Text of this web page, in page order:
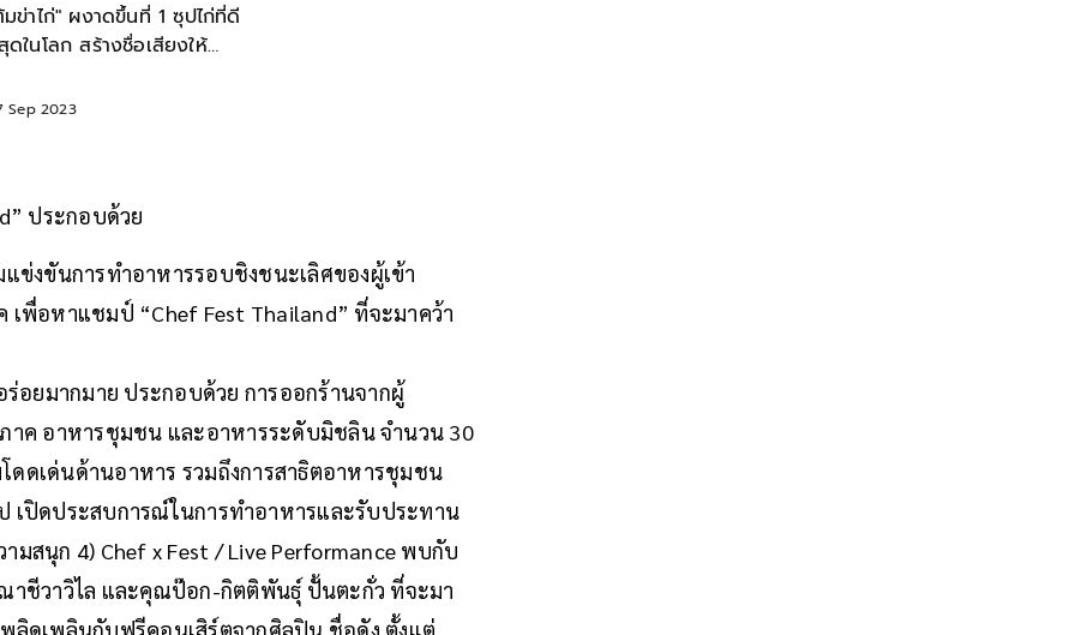
ข่าไก่" ผงาดขึ้นที่ 1 ซุปไก่ที่ดี
ดในโลก สร้างชื่อเสียงให้
Sep 2023
ประกอบด้วย
ข่งขันการทำอาหารรอบชิงชนะเลิศของผู้เข้า
พื่อหาแชมป์ “Chef Fest Thailand” ที่จะมาคว้า
ร่อยมากมาย ประกอบด้วย การออกร้านจากผู้
าค อาหารชุมชน และอาหารระดับมิชลิน จำนวน 30
ดเด่นด้านอาหาร รวมถึงการสาธิตอาหารชุมชน
เปิดประสบการณ์ในการทำอาหารและรับประทาน
สนุก 4) Chef x Fest / Live Performance พบกับ
ชีวาวิไล และคุณป๊อก-กิตติพันธุ์ ปั้นตะกั่ว ที่จะมา